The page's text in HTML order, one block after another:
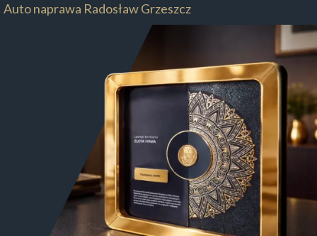
Auto naprawa Radosław Grzeszcz